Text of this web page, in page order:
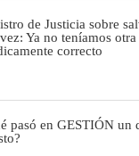
de Justicia sobre
Ya no teníamos
correcto
pasó en GESTIÓN un